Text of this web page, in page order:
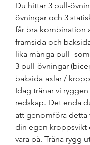
Du hittar 3 pull-
övningar och 3
får bra kombination
framsida och
lika många pull-
3 pull-övningar
baksida axlar /
Idag tränar vi
redskap. Det enda
att genomföra detta
din egen kroppsvikt
vara på. Träna rygg